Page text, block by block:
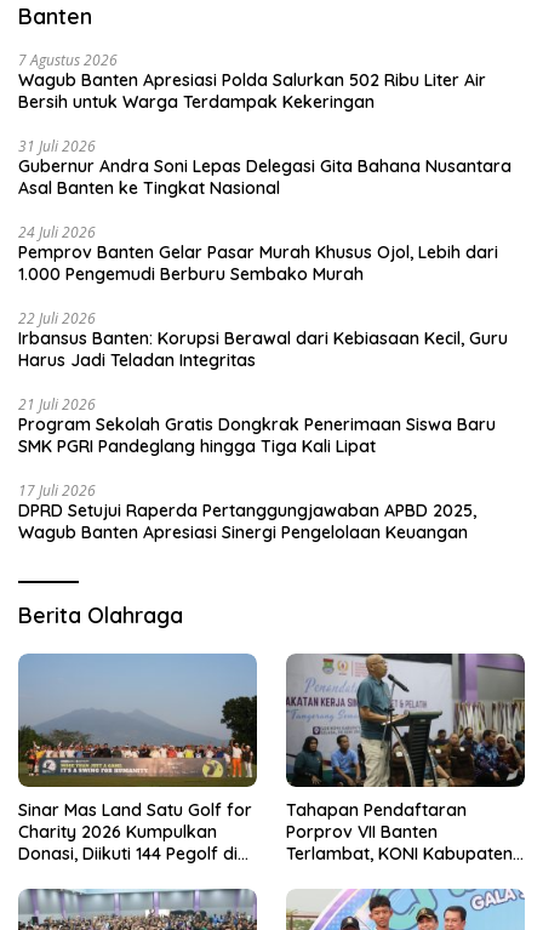
Banten
7 Agustus 2026
Wagub Banten Apresiasi Polda Salurkan 502 Ribu Liter Air
Bersih untuk Warga Terdampak Kekeringan
31 Juli 2026
Gubernur Andra Soni Lepas Delegasi Gita Bahana Nusantara
Asal Banten ke Tingkat Nasional
24 Juli 2026
Pemprov Banten Gelar Pasar Murah Khusus Ojol, Lebih dari
1.000 Pengemudi Berburu Sembako Murah
22 Juli 2026
Irbansus Banten: Korupsi Berawal dari Kebiasaan Kecil, Guru
Harus Jadi Teladan Integritas
21 Juli 2026
Program Sekolah Gratis Dongkrak Penerimaan Siswa Baru
SMK PGRI Pandeglang hingga Tiga Kali Lipat
17 Juli 2026
DPRD Setujui Raperda Pertanggungjawaban APBD 2025,
Wagub Banten Apresiasi Sinergi Pengelolaan Keuangan
Berita Olahraga
Sinar Mas Land Satu Golf for
Charity 2026 Kumpulkan
Donasi, Diikuti 144 Pegolf di
Tahapan Pendaftaran
Porprov VII Banten
Terlambat, KONI Kabupaten
Kesiapan Panitia